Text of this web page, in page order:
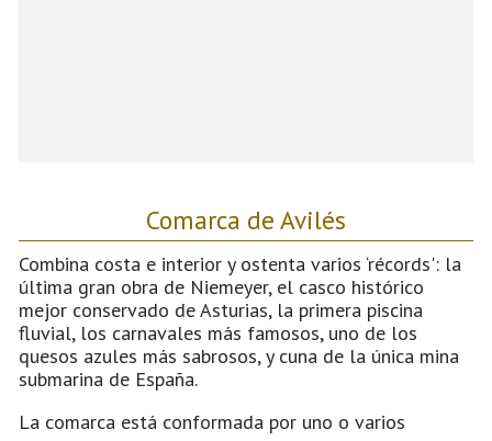
Comarca de Avilés
Combina costa e interior y ostenta varios ‘récords': la
última gran obra de Niemeyer, el casco histórico
mejor conservado de Asturias, la primera piscina
fluvial, los carnavales más famosos, uno de los
quesos azules más sabrosos, y cuna de la única mina
submarina de España.
La comarca está conformada por uno o varios